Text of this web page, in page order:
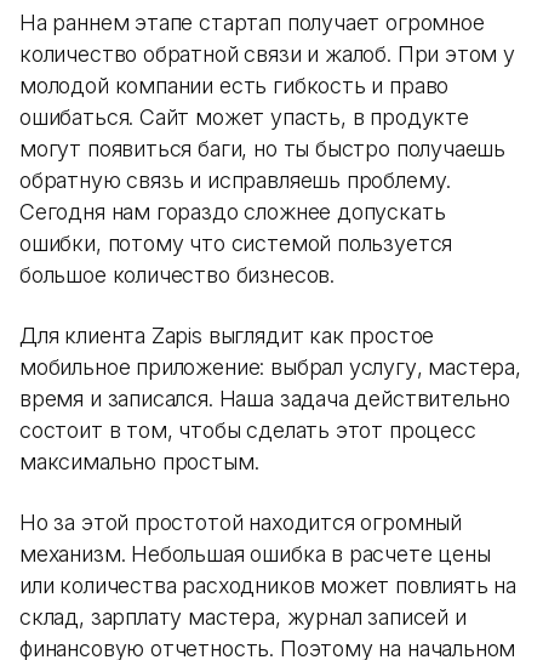
На раннем этапе стартап получает огромное
количество обратной связи и жалоб. При этом у
молодой компании есть гибкость и право
ошибаться. Сайт может упасть, в продукте
могут появиться баги, но ты быстро получаешь
обратную связь и исправляешь проблему.
Сегодня нам гораздо сложнее допускать
ошибки, потому что системой пользуется
большое количество бизнесов.
Для клиента Zapis выглядит как простое
мобильное приложение: выбрал услугу, мастера,
время и записался. Наша задача действительно
состоит в том, чтобы сделать этот процесс
максимально простым.
Но за этой простотой находится огромный
механизм. Небольшая ошибка в расчете цены
или количества расходников может повлиять на
склад, зарплату мастера, журнал записей и
финансовую отчетность. Поэтому на начальном